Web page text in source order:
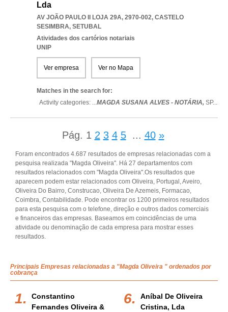
Lda
AV JOÃO PAULO II LOJA 29A, 2970-002, CASTELO
SESIMBRA, SETUBAL
Atividades dos cartórios notariais
UNIP
Ver empresa Ver no Mapa
Matches in the search for:
Activity categories: ...MAGDA SUSANA ALVES - NOTÁRIA, SP...
Pág. 1 2 3 4 5 ... 40 »
Foram encontrados 4.687 resultados de empresas relacionadas com a
pesquisa realizada "Magda Oliveira". Há 27 departamentos com
resultados relacionados com "Magda Oliveira".Os resultados que
aparecem podem estar relacionados com Oliveira, Portugal, Aveiro,
Oliveira Do Bairro, Construcao, Oliveira De Azemeis, Formacao,
Coimbra, Contabilidade. Pode encontrar os 1200 primeiros resultados
para esta pesquisa com o telefone, direção e outros dados comerciais
e financeiros das empresas. Baseamos em coincidências de uma
atividade ou denominação de cada empresa para mostrar esses
resultados.
Principais Empresas relacionadas a "Magda Oliveira " ordenados por
cobrança
Constantino
Fernandes Oliveira &
Aníbal De Oliveira
Cristina, Lda